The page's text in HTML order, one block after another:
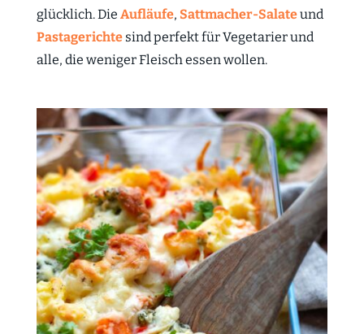
glücklich. Die Aufläufe, Sattmacher-Salateund
Pastagerichte sind perfekt für Vegetarier und
alle, die weniger Fleisch essen wollen.